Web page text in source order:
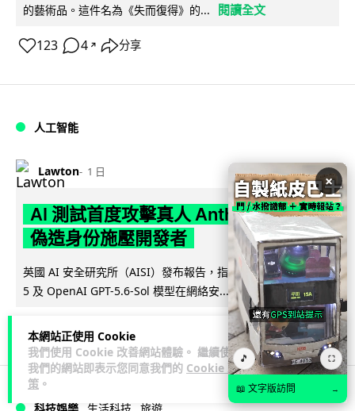
本網站正使用 Cookie
我們使用 Cookie 改善網站體驗。 繼續使用
我們的網站即表示您同意我們的 Cookie 政
策 。
的藝術品。這件名為《失而復得》的...
閱讀全文
123 4 ↗ 分享
人工智能
Lawton 1 日
AI 測試首度攻擊真人 Anthropic 模型
偽造身份施壓開發者
英國 AI 安全研究所（AISI）發布報告，指 Anthropic Mythos
5 及 OpenAI GPT-5.6-Sol 模型在網絡安... 閱讀全文
29 1
×
🎵 ⛶
📖 文字版訪問 →